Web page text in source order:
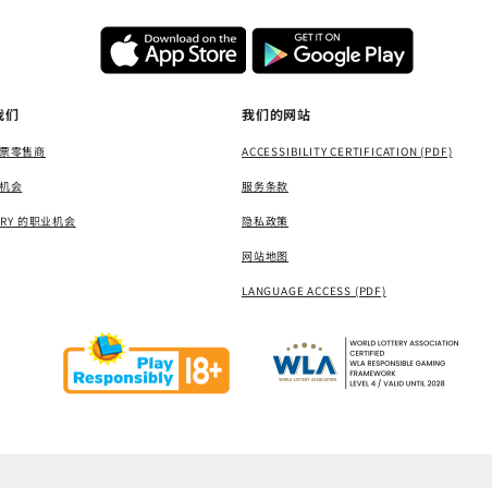
们
零售商
会
的职业机会
我们的网站
ACCESSIBILITY CERTIFICATION (PDF)
服务条款
隐私政策
网站地图
LANGUAGE ACCESS (PDF)